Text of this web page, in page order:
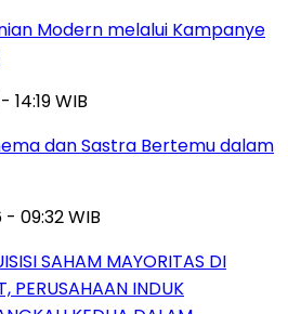
Modern melalui Kampanye
WIB
dan Sastra Bertemu dalam
09:32 WIB
SAHAM MAYORITAS DI
PERUSAHAAN INDUK